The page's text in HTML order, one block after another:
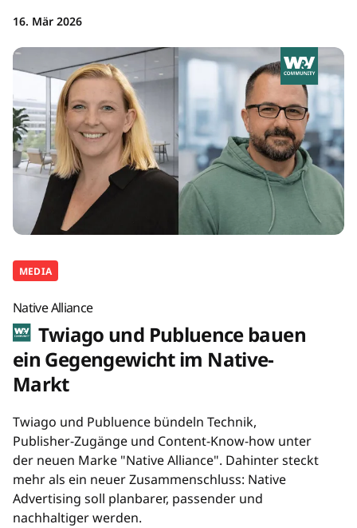
16. Mär 2026
MEDIA
Native Alliance
Twiago und Publuence bauen
ein Gegengewicht im Native-
Markt
Twiago und Publuence bündeln Technik,
Publisher-Zugänge und Content-Know-how unter
der neuen Marke "Native Alliance". Dahinter steckt
mehr als ein neuer Zusammenschluss: Native
Advertising soll planbarer, passender und
nachhaltiger werden.